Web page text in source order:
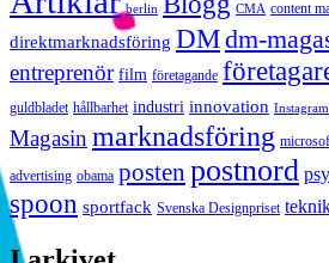
berlin CMA content
direktmarknadsföring DMdm-
entreprenör film företagande
guldbladet hållbarhet industri innovation Instagram
Magasin marknadsföring
advertising obama posten postnord
spoon sportfack Svenska Designpriset